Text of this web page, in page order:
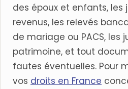
des époux et enfants,
revenus, les relevés
de mariage ou PACS, les
patrimoine, et tout
fautes éventuelles. Pour
vos droits en France